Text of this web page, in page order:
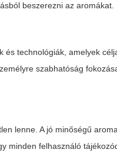
beszerezni az aromákat.
és technológiák, amelyek
szabhatóság
lenne. A jó minőségű
minden felhasználó